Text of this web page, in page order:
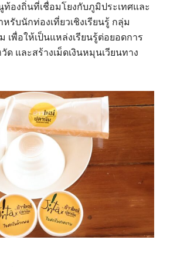
ท้องถิ่นที่เชื่อมโยงกับภูมิประเทศและ
รับนักท่องเที่ยวเชิงเรียนรู้ กลุ่ม
พื่อให้เป็นแหล่งเรียนรู้ต่อยอดการ
และสร้างเม็ดเงินหมุนเวียนทาง